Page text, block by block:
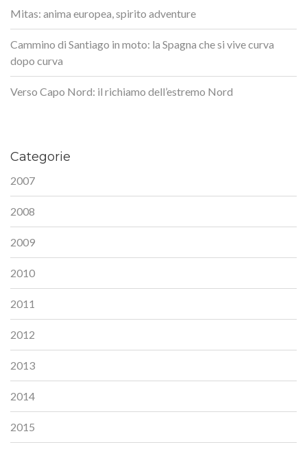
Mitas: anima europea, spirito adventure
Cammino di Santiago in moto: la Spagna che si vive curva
dopo curva
Verso Capo Nord: il richiamo dell’estremo Nord
Categorie
2007
2008
2009
2010
2011
2012
2013
2014
2015